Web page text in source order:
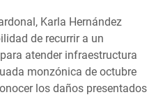
Karla Hernández
de recurrir a un
atender infraestructura
monzónica de octubre
los daños presentados